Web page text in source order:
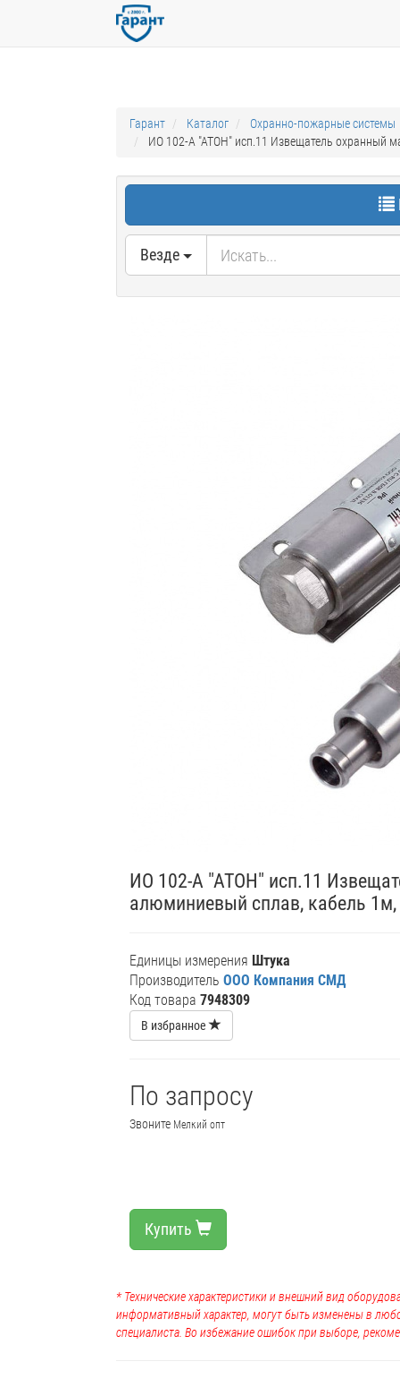
Гарант Каталог
Охранно-пожарные системы
ИО 102-А "АТОН" исп.11 Извещатель охранный
Везде
ИО 102-А "АТОН" исп.11
алюминиевый сплав, кабель 1м,
Единицы измерения Штука
Производитель ООО Компания СМД
Код товара 7948309
В избранное
По запросу
Звоните Мелкий опт
Купить
* Технические характеристики и внешний вид
информативный характер, могут быть изменены в
специалиста. Во избежание ошибок при выборе,